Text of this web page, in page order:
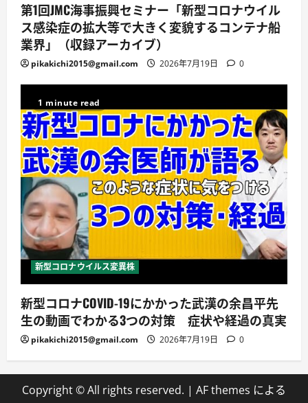
第1回JMC海事振興セミナー「新型コロナウイル
ス感染症の拡大等で大きく変貌するコンテナ船
業界」（収録アーカイブ）
pikakichi2015@gmail.com 2026年7月19日 0
1 minute read
新型コロナウイルス変異株
新型コロナCOVID-19にかかった武漢の余昌平先
生の動画でわかる3つの対策 症状や経過の真実
pikakichi2015@gmail.com 2026年7月19日 0
Copyright © All rights reserved. | AF themes による